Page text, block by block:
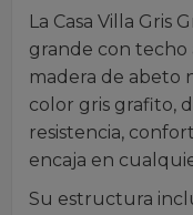
La Casa Villa Gris
grande con techo
madera de abeto
color gris grafito,
resistencia,
encaja en
Su estructura